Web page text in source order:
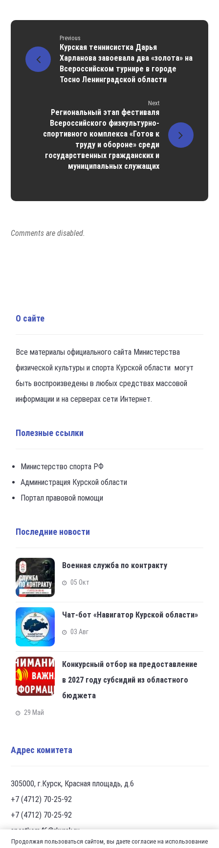
Previous
Курская теннисистка Дарья
Харланова завоевала два «золота» на
Всероссийском турнире в городе
Тосно Ленинградской области
Next
Региональный этап фестиваля
Всероссийского физкультурно-
спортивного комплекса «Готов к
труду и обороне» среди
государственных гражданских и
муниципальных служащих
Comments are disabled.
О сайте
Все материалы официального сайта Министерства
физической культуры и спорта Курской области могут
быть воспроизведены в любых средствах массовой
информации и на серверах сети Интернет.
Полезные ссылки
Министерство спорта РФ
Администрация Курской области
Портал правовой помощи
Последние новости
Военная служба по контракту
05 Окт
Чат-бот «Навигатор Курской области»
03 Авг
Конкурсный отбор на предоставление
в 2027 году субсидий из областного
бюджета
29 Май
Адрес комитета
305000, г.Курск, Красная площадь, д.6
+7 (4712) 70-25-92
+7 (4712) 70-25-92
sportkom46@rkursk.ru
Продолжая пользоваться сайтом, вы даете согласие на использование